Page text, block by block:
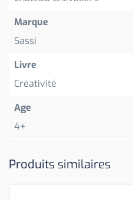
Marque
Sassi
Livre
Créativité
Age
4+
Produits similaires